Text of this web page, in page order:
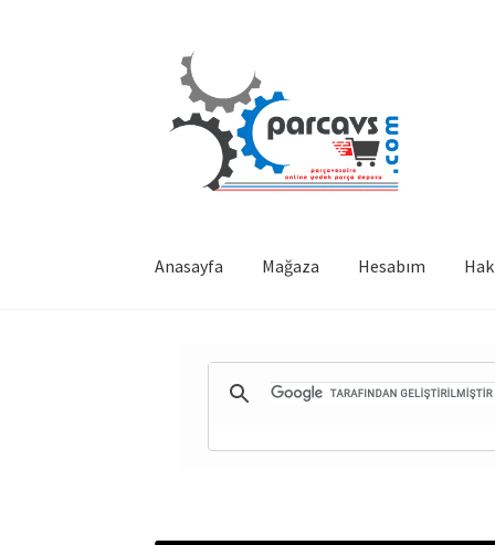
Dolaşıma
geç
İçeriğe
geç
Anasayfa Mağaza Hesabım